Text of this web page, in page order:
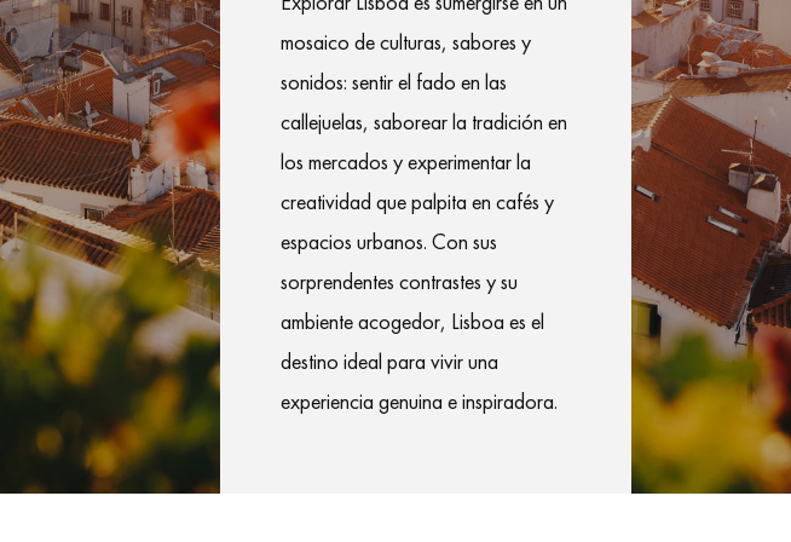
mosaico de culturas, sabores y
sonidos: sentir el fado en las
callejuelas, saborear la tradición en
los mercados y experimentar la
creatividad que palpita en cafés y
espacios urbanos. Con sus
sorprendentes contrastes y su
ambiente acogedor, Lisboa es el
destino ideal para vivir una
experiencia genuina e inspiradora.